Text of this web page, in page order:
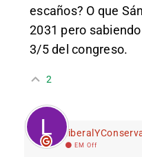
escaños? O que
2031 pero
3/5 del congreso.
2
EM Off